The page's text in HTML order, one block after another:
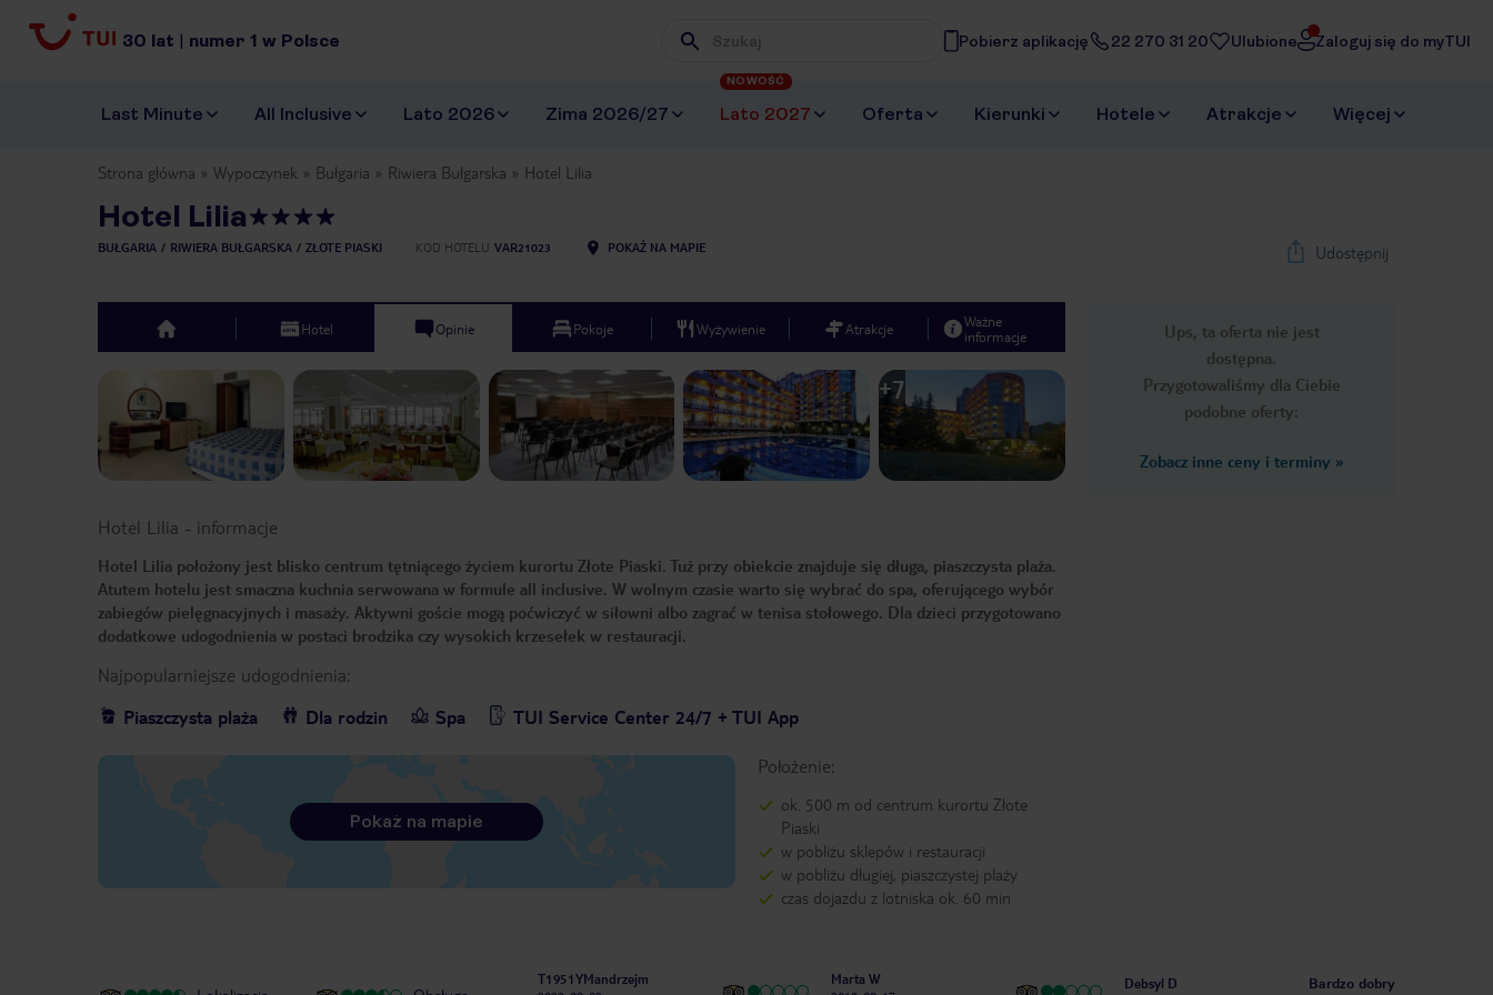
30 lat | numer 1 w Polsce Wpisz frazę, której szukasz
Pobierz aplikację 22 270 31 20 Ulubione Zaloguj się do myTUI
Last Minute All Inclusive Lato 2026 Zima 2026/27 Lato 2027
NOWOŚĆ
Oferta Kierunki Hotele Atrakcje Więcej
Strona główna Wypoczynek Bułgaria Riwiera Bułgarska Hotel Lilia
Hotel Lilia
BUŁGARIA RIWIERA BUŁGARSKA ZŁOTE PIASKI KOD HOTELU VAR21023 POKAŻ NA MAPIE Udostępnij
Ups, ta oferta nie jest
dostępna.
Przygotowaliśmy dla Ciebie
podobne oferty:
Zobacz inne ceny i terminy »
top Hotel Opinie Pokoje Wyżywienie Atrakcje
Ważne
informacje
Previous slide Next slide
1/13
+7
Hotel Lilia - informacje
Hotel Lilia położony jest blisko centrum tętniącego życiem kurortu Złote Piaski. Tuż przy obiekcie znajduje się długa, piaszczysta plaża.
Atutem hotelu jest smaczna kuchnia serwowana w formule all inclusive. W wolnym czasie warto się wybrać do spa, oferującego wybór
zabiegów pielęgnacyjnych i masaży. Aktywni goście mogą poćwiczyć w siłowni albo zagrać w tenisa stołowego. Dla dzieci przygotowano
dodatkowe udogodnienia w postaci brodzika czy wysokich krzesełek w restauracji.
Najpopularniejsze udogodnienia:
Piaszczysta plaża
Dla rodzin Spa TUI Service Center 24/7 + TUI App
Położenie:
ok. 500 m od centrum kurortu Złote
Piaski
w pobliżu sklepów i restauracji
w pobliżu długiej, piaszczystej plaży
czas dojazdu z lotniska ok. 60 min
Pokaż na mapie
T1951YMandrzejm
Marta W
Debsyl D
Bardzo dobry